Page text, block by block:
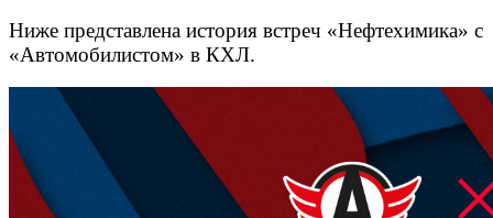
Ниже представлена история встреч «Нефтехимика» с
«Автомобилистом» в КХЛ.